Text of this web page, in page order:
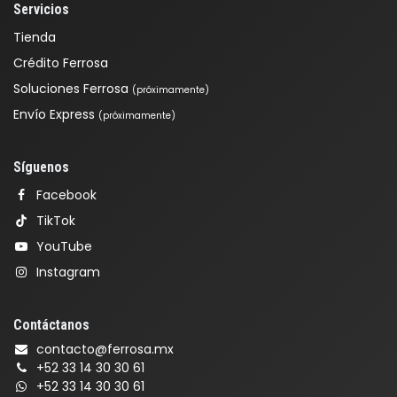
Servicios
Tienda
Crédito Ferrosa
Soluciones Ferrosa (próximamente)
Envío Express (próximamente)
Síguenos
Facebook
TikTok
YouTube
Instagram
Contáctanos
contacto@ferrosa.mx
+52 33 14 30 30 61
+52 33 14 30 30 61